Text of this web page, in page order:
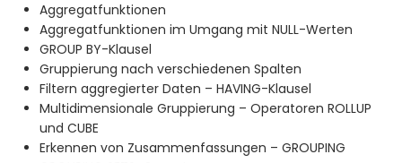
Aggregatfunktionen
Aggregatfunktionen im Umgang mit NULL-Werten
GROUP BY-Klausel
Gruppierung nach verschiedenen Spalten
Filtern aggregierter Daten – HAVING-Klausel
Multidimensionale Gruppierung – Operatoren ROLLUP
und CUBE
Erkennen von Zusammenfassungen – GROUPING